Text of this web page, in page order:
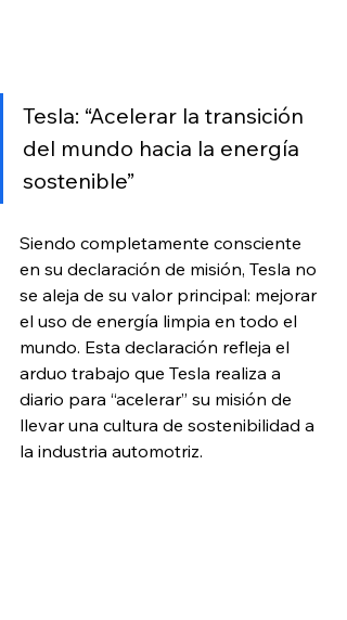
Tesla: “Acelerar la transición
del mundo hacia la energía
sostenible”
Siendo completamente consciente
en su declaración de misión, Tesla no
se aleja de su valor principal: mejorar
el uso de energía limpia en todo el
mundo. Esta declaración refleja el
arduo trabajo que Tesla realiza a
diario para “acelerar” su misión de
llevar una cultura de sostenibilidad a
la industria automotriz.